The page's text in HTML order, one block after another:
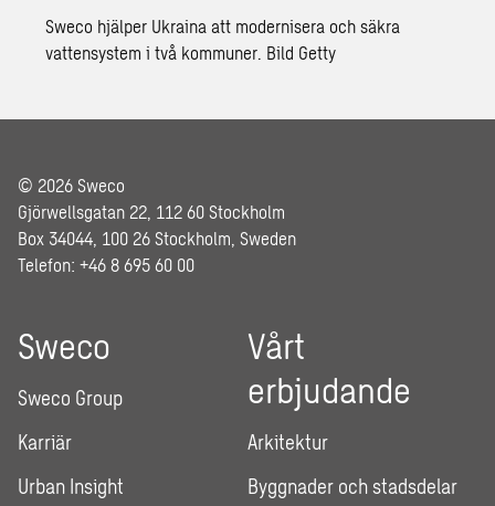
Sweco hjälper Ukraina att modernisera och säkra
vattensystem i två kommuner. Bild Getty
© 2026 Sweco
Gjörwellsgatan 22, 112 60 Stockholm
Box 34044, 100 26 Stockholm, Sweden
Telefon: +46 8 695 60 00
Sweco
Sweco Group
Karriär
Urban Insight
Vårt
erbjudande
Arkitektur
Byggnader och stadsdelar